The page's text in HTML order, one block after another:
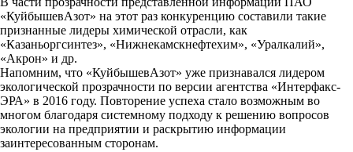
«КуйбышевАзот» на этот раз конкуренцию составили такие
признанные лидеры химической отрасли, как
«Казаньоргсинтез», «Нижнекамскнефтехим», «Уралкалий»,
«Акрон» и др.
Напомним, что «КуйбышевАзот» уже признавался лидером
экологической прозрачности по версии агентства «Интерфакс-
ЭРА» в 2016 году. Повторение успеха стало возможным во
многом благодаря системному подходу к решению вопросов
экологии на предприятии и раскрытию информации
заинтересованным сторонам.